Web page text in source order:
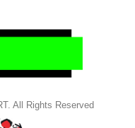
All Rights Reserved